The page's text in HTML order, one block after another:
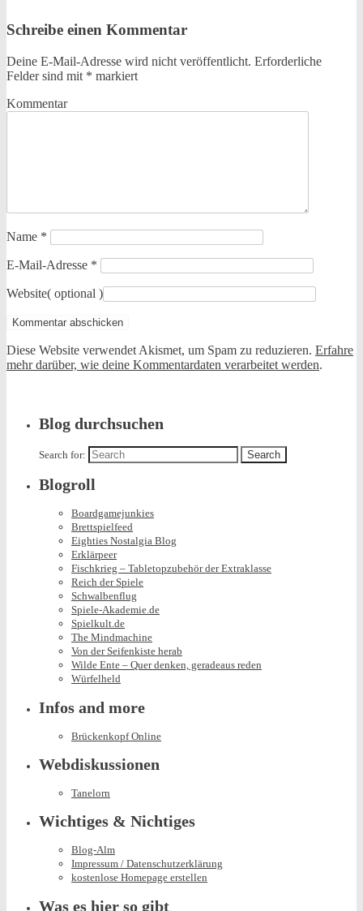
Schreibe einen Kommentar
Deine E-Mail-Adresse wird nicht veröffentlicht. Erforderliche
Felder sind mit * markiert
Kommentar
Name *
E-Mail-Adresse *
Website( optional )
Diese Website verwendet Akismet, um Spam zu reduzieren. Erfahre
mehr darüber, wie deine Kommentardaten verarbeitet werden.
Blog durchsuchen
Search for:
Blogroll
Boardgamejunkies
Brettspielfeed
Eighties Nostalgia Blog
Erklärpeer
Fischkrieg – Tabletopzubehör der Extraklasse
Reich der Spiele
Schwalbenflug
Spiele-Akademie.de
Spielkult.de
The Mindmachine
Von der Seifenkiste herab
Wilde Ente – Quer denken, geradeaus reden
Würfelheld
Infos and more
Brückenkopf Online
Webdiskussionen
Tanelorn
Wichtiges & Nichtiges
Blog-Alm
Impressum / Datenschutzerklärung
kostenlose Homepage erstellen
Was es hier so gibt